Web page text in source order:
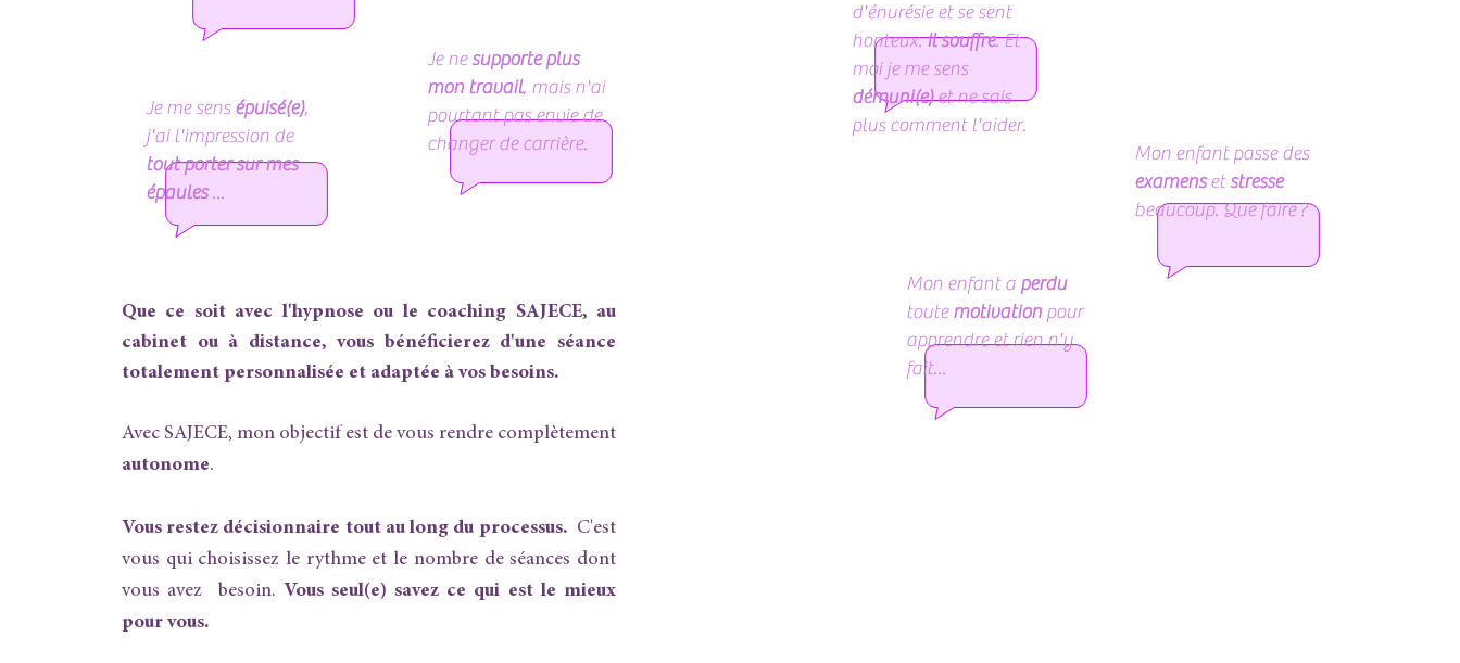
Que ce soit avec l'hypnose ou le coaching SAJECE, au
cabinet ou à distance, vous bénéficierez d'une séance
totalement personnalisée et adaptée à vos besoins.
Avec SAJECE, mon objectif est de vous rendre complètement
autonome.
Vous restez décisionnaire tout au long du processus. C'est
vous qui choisissez le rythme et le nombre de séances dont
vous avez besoin. Vous seul(e) savez ce qui est le mieux
pour vous.
Je nesupporte plus
mon travail, mais n'ai
pourtant pas envie de
changer de carrière.
Je me sensépuisé(e),
j'ai l'impression de
tout porter sur mes
épaules...
d'énurésie et se sent
honteux.Il souffre. Et
moi je me sens
démuni(e)et ne sais
plus comment l'aider.
Mon enfant passe des
examensetstresse
beaucoup. Que faire ?
Mon enfant a perdu
toutemotivation pour
apprendre et rien n'y
fait...